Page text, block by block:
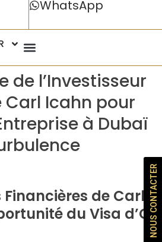
WhatsApp
de l’Investisseur
Icahn pour
à Dubaï
Financières de Carl
du Visa d’Or
NOUS CONTACTER